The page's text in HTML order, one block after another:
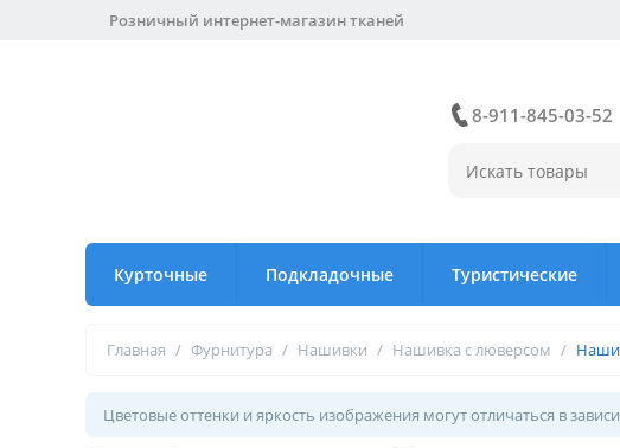
Розничный интернет-магазин тканей
8-911-845-03-52
Курточные Подкладочные Туристические
Главная / Фурнитура / Нашивки / Нашивка с люверсом /
Цветовые оттенки и яркость изображения могут отличаться в